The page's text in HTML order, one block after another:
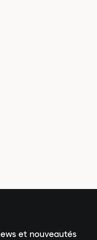
et nouveautés